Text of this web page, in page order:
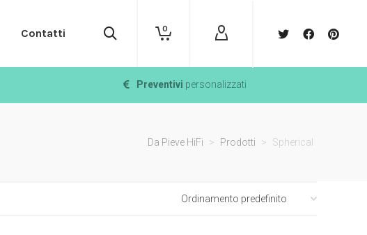
Contatti 0
Preventivi personalizzati
Da Pieve HiFi > Prodotti > Spherical